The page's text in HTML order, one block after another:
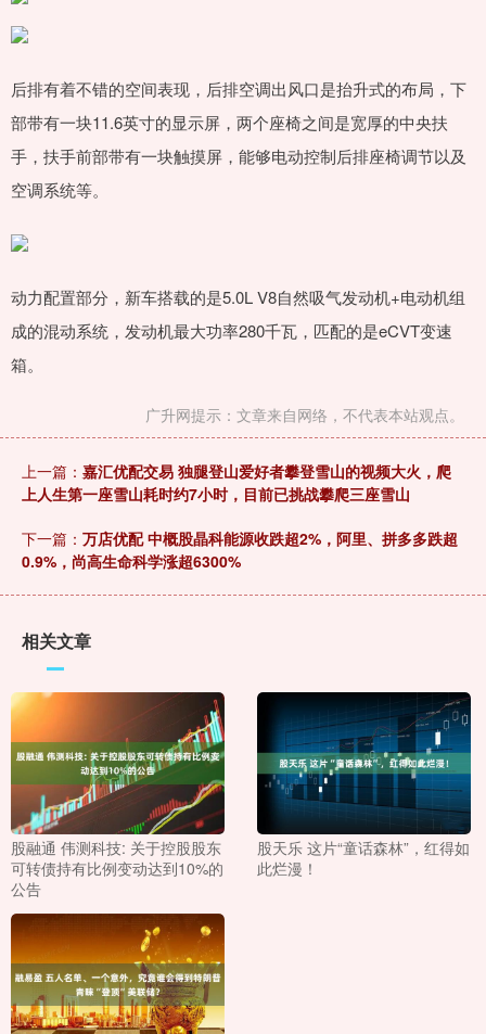
后排有着不错的空间表现，后排空调出风口是抬升式的布局，下
部带有一块11.6英寸的显示屏，两个座椅之间是宽厚的中央扶
手，扶手前部带有一块触摸屏，能够电动控制后排座椅调节以及
空调系统等。
动力配置部分，新车搭载的是5.0L V8自然吸气发动机+电动机组
成的混动系统，发动机最大功率280千瓦，匹配的是eCVT变速
箱。
广升网提示：文章来自网络，不代表本站观点。
上一篇： 嘉汇优配交易 独腿登山爱好者攀登雪山的视频大火，爬
上人生第一座雪山耗时约7小时，目前已挑战攀爬三座雪山
下一篇： 万店优配 中概股晶科能源收跌超2%，阿里、拼多多跌超
0.9%，尚高生命科学涨超6300%
相关文章
股融通 伟测科技: 关于控股股东
可转债持有比例变动达到10%的
公告
股天乐 这片“童话森林”，红得如
此烂漫！